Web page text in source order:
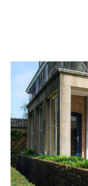
Aanbod van
Neem de tijd om
aarzel niet om
informatie wilt of een
Ons team van
elke stap van het